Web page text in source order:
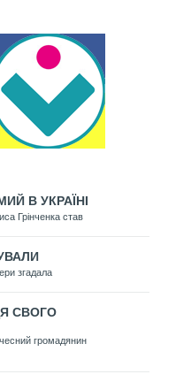
В УКРАЇНІ
Грінченка став
згадала
СВОГО
громадянин